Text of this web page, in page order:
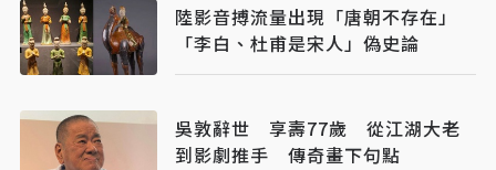
陸影音搏流量出現「唐朝不存在」
「李白、杜甫是宋人」偽史論
吳敦辭世 享壽77歲 從江湖大老
到影劇推手 傳奇畫下句點